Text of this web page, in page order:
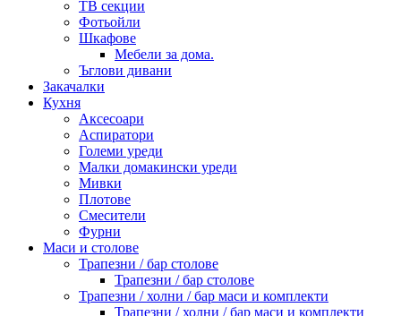
ТВ секции
Фотьойли
Шкафове
Мебели за дома.
Ъглови дивани
Закачалки
Кухня
Аксесоари
Аспиратори
Големи уреди
Малки домакински уреди
Мивки
Плотове
Смесители
Фурни
Маси и столове
Трапезни / бар столове
Трапезни / бар столове
Трапезни / холни / бар маси и комплекти
Трапезни / холни / бар маси и комплекти